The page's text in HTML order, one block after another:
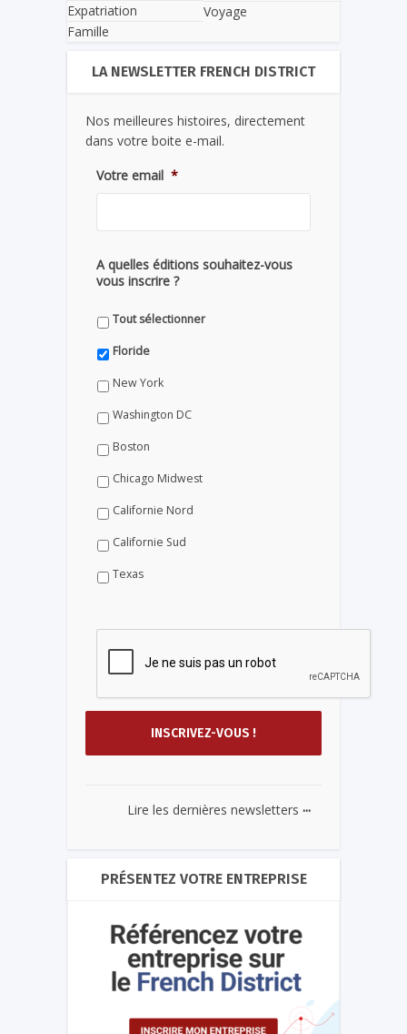
Expatriation
Famille
Voyage
LA NEWSLETTER FRENCH DISTRICT
Nos meilleures histoires, directement
dans votre boite e-mail.
Votre email *
A quelles éditions souhaitez-vous
vous inscrire ?
Tout sélectionner
Floride
New York
Washington DC
Boston
Chicago Midwest
Californie Nord
Californie Sud
Texas
Lire les dernières newsletters ...
PRÉSENTEZ VOTRE ENTREPRISE